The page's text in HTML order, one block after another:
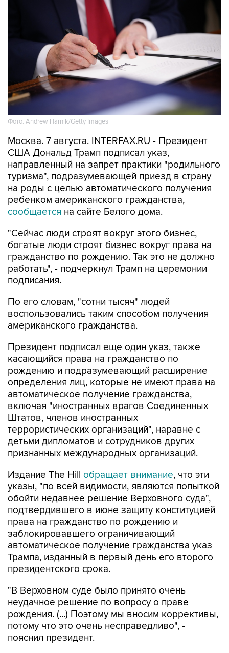
Фото: Andrew Harnik/Getty Images
Москва. 7 августа. INTERFAX.RU - Президент
США Дональд Трамп подписал указ,
направленный на запрет практики "родильного
туризма", подразумевающей приезд в страну
на роды с целью автоматического получения
ребенком американского гражданства,
сообщается на сайте Белого дома.
"Сейчас люди строят вокруг этого бизнес,
богатые люди строят бизнес вокруг права на
гражданство по рождению. Так это не должно
работать", - подчеркнул Трамп на церемонии
подписания.
По его словам, "сотни тысяч" людей
воспользовались таким способом получения
американского гражданства.
Президент подписал еще один указ, также
касающийся права на гражданство по
рождению и подразумевающий расширение
определения лиц, которые не имеют права на
автоматическое получение гражданства,
включая "иностранных врагов Соединенных
Штатов, членов иностранных
террористических организаций", наравне с
детьми дипломатов и сотрудников других
признанных международных организаций.
Издание The Hill обращает внимание, что эти
указы, "по всей видимости, являются попыткой
обойти недавнее решение Верховного суда",
подтвердившего в июне защиту конституцией
права на гражданство по рождению и
заблокировавшего ограничивающий
автоматическое получение гражданства указ
Трампа, изданный в первый день его второго
президентского срока.
"В Верховном суде было принято очень
неудачное решение по вопросу о праве
рождения. (...) Поэтому мы вносим коррективы,
потому что это очень несправедливо", -
пояснил президент.